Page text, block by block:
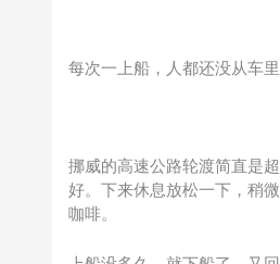
每次一上船，人都还没从车里
挪威的高速公路轮渡简直是
好。下来休息放松一下，稍
咖啡。